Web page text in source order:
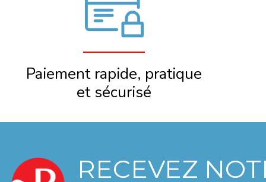
Paiement rapide, pratique
et sécurisé
RECEVEZ